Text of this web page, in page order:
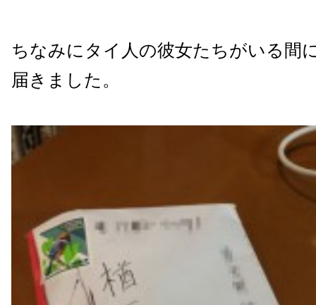
ちなみにタイ人の彼女たちがいる間
届きました。